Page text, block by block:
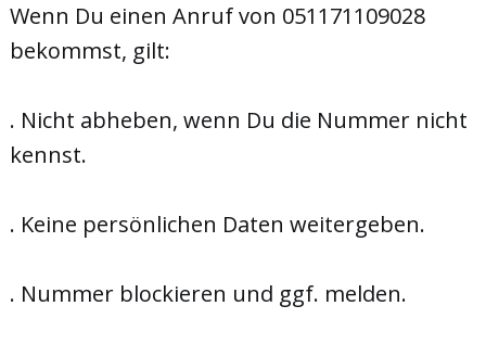
Wenn Du einen Anruf von 051171109028
bekommst, gilt:
. Nicht abheben, wenn Du die Nummer nicht
kennst.
. Keine persönlichen Daten weitergeben.
. Nummer blockieren und ggf. melden.